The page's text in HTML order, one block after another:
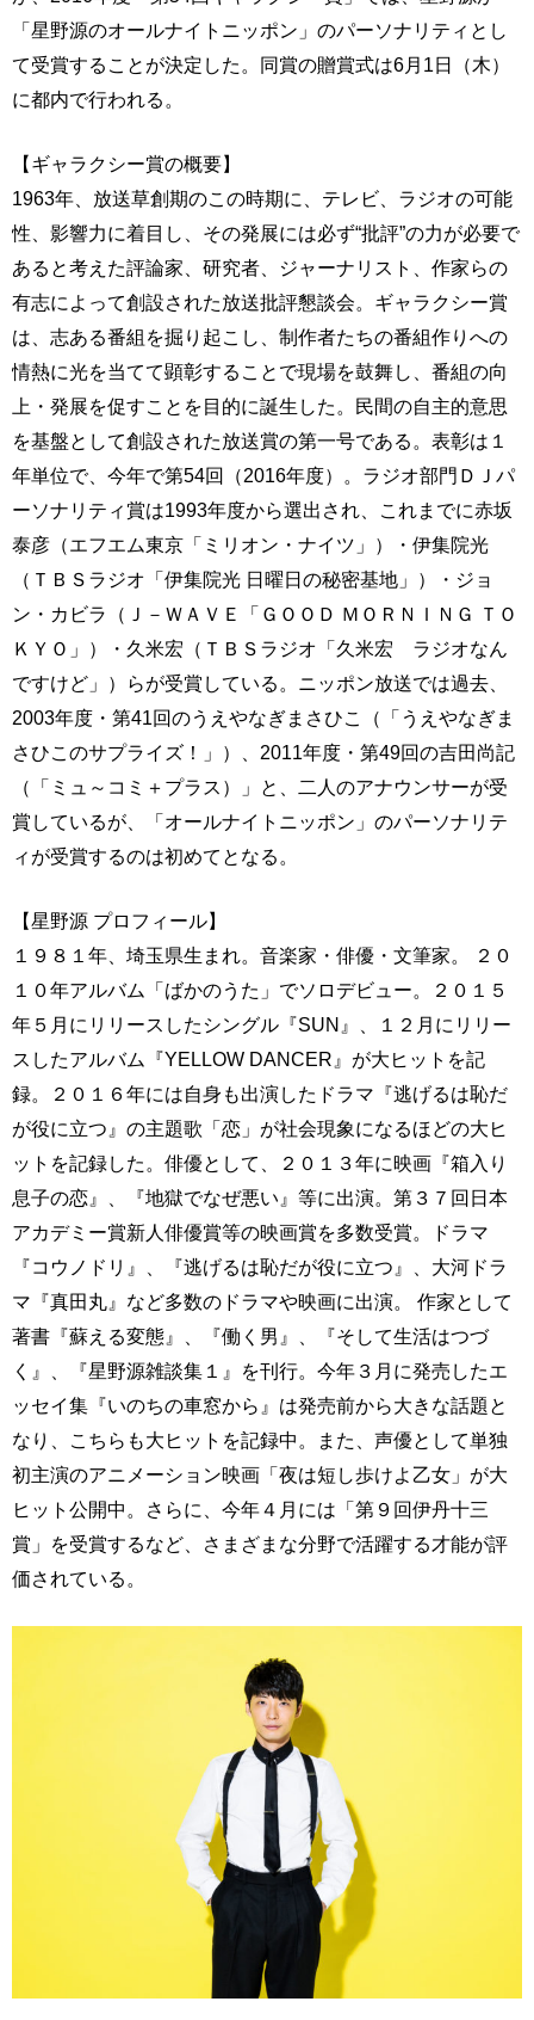
「星野源のオールナイトニッポン」のパーソナリティとし
て受賞することが決定した。同賞の贈賞式は6月1日（木）
に都内で行われる。
【ギャラクシー賞の概要】
1963年、放送草創期のこの時期に、テレビ、ラジオの可能
性、影響力に着目し、その発展には必ず“批評”の力が必要で
あると考えた評論家、研究者、ジャーナリスト、作家らの
有志によって創設された放送批評懇談会。ギャラクシー賞
は、志ある番組を掘り起こし、制作者たちの番組作りへの
情熱に光を当てて顕彰することで現場を鼓舞し、番組の向
上・発展を促すことを目的に誕生した。民間の自主的意思
を基盤として創設された放送賞の第一号である。表彰は１
年単位で、今年で第54回（2016年度）。ラジオ部門ＤＪパ
ーソナリティ賞は1993年度から選出され、これまでに赤坂
泰彦（エフエム東京「ミリオン・ナイツ」）・伊集院光
（ＴＢＳラジオ「伊集院光 日曜日の秘密基地」）・ジョ
ン・カビラ（Ｊ－ＷＡＶＥ「ＧＯＯＤ ＭＯＲＮＩＮＧ ＴＯ
ＫＹＯ」）・久米宏（ＴＢＳラジオ「久米宏 ラジオなん
ですけど」）らが受賞している。ニッポン放送では過去、
2003年度・第41回のうえやなぎまさひこ（「うえやなぎま
さひこのサプライズ！」）、2011年度・第49回の吉田尚記
（「ミュ～コミ＋プラス）」と、二人のアナウンサーが受
賞しているが、「オールナイトニッポン」のパーソナリテ
ィが受賞するのは初めてとなる。
【星野源 プロフィール】
１９８１年、埼玉県生まれ。音楽家・俳優・文筆家。 ２０
１０年アルバム「ばかのうた」でソロデビュー。２０１５
年５月にリリースしたシングル『SUN』、１２月にリリー
スしたアルバム『YELLOW DANCER』が大ヒットを記
録。２０１６年には自身も出演したドラマ『逃げるは恥だ
が役に立つ』の主題歌「恋」が社会現象になるほどの大ヒ
ットを記録した。俳優として、２０１３年に映画『箱入り
息子の恋』、『地獄でなぜ悪い』等に出演。第３７回日本
アカデミー賞新人俳優賞等の映画賞を多数受賞。ドラマ
『コウノドリ』、『逃げるは恥だが役に立つ』、大河ドラ
マ『真田丸』など多数のドラマや映画に出演。 作家として
著書『蘇える変態』、『働く男』、『そして生活はつづ
く』、『星野源雑談集１』を刊行。今年３月に発売したエ
ッセイ集『いのちの車窓から』は発売前から大きな話題と
なり、こちらも大ヒットを記録中。また、声優として単独
初主演のアニメーション映画「夜は短し歩けよ乙女」が大
ヒット公開中。さらに、今年４月には「第９回伊丹十三
賞」を受賞するなど、さまざまな分野で活躍する才能が評
価されている。